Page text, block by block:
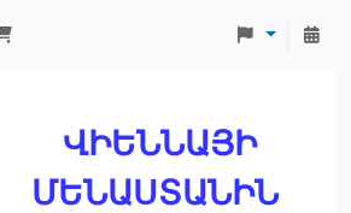
ՎԻԵՆՆԱՅԻ
ՄԵՆԱՍՏԱՆԻՆ